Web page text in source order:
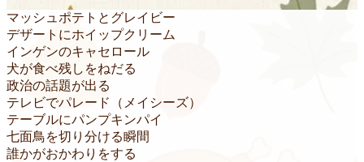
マッシュポテトとグレイビー
デザートにホイップクリーム
インゲンのキャセロール
犬が食べ残しをねだる
政治の話題が出る
テレビでパレード（メイシーズ）
テーブルにパンプキンパイ
七面鳥を切り分ける瞬間
誰かがおかわりをする